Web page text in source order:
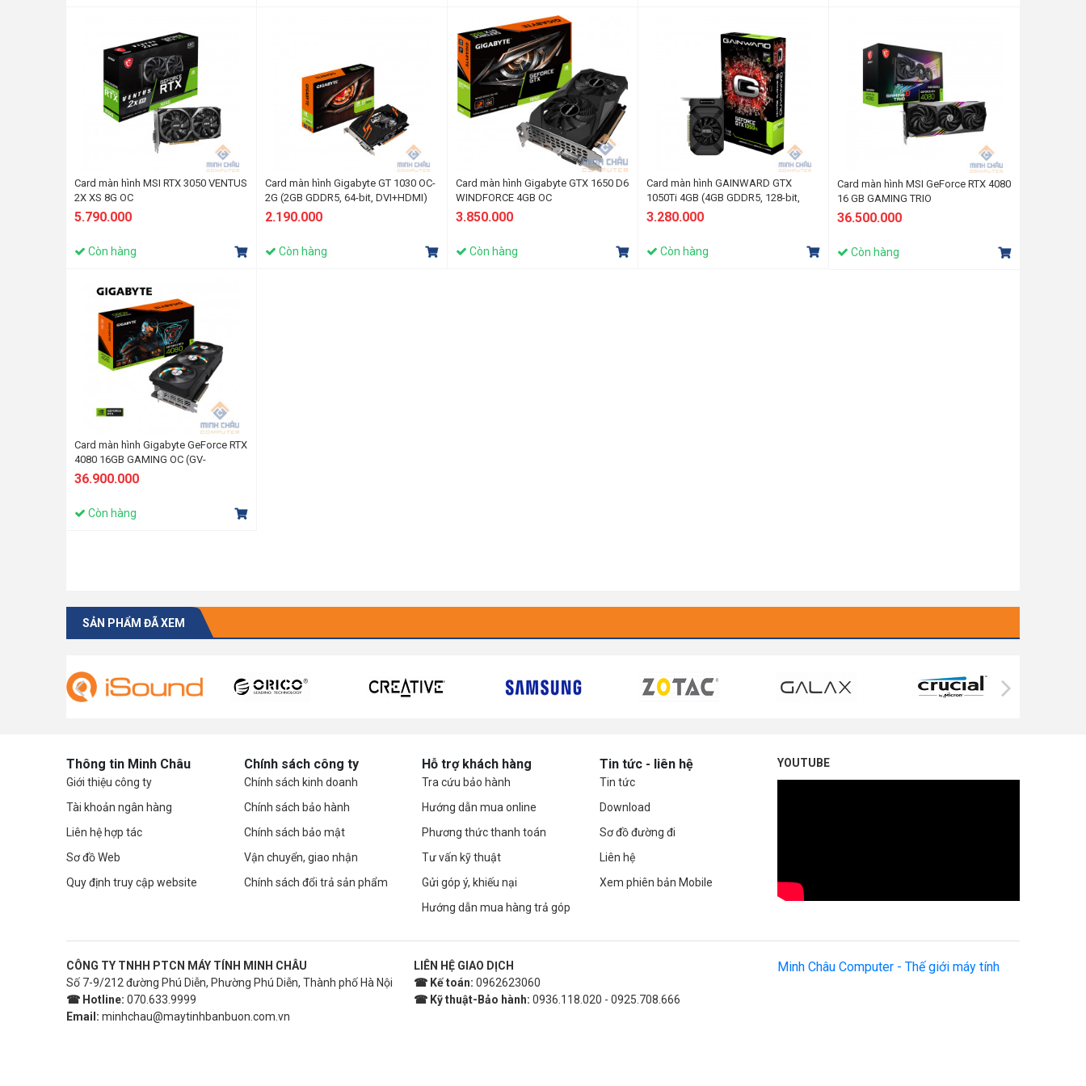
Card màn hình MSI RTX 3050 VENTUS
2X XS 8G OC
5.790.000
Còn hàng
Card màn hình Gigabyte GT 1030 OC-
2G (2GB GDDR5, 64-bit, DVI+HDMI)
2.190.000
Còn hàng
Card màn hình Gigabyte GTX 1650 D6
WINDFORCE 4GB OC
3.850.000
Còn hàng
Card màn hình GAINWARD GTX
1050Ti 4GB (4GB GDDR5, 128-bit,
DVI+HDMI+DP)
3.280.000
Còn hàng
Card màn hình MSI GeForce RTX 4080
16 GB GAMING TRIO
36.500.000
Còn hàng
Card màn hình Gigabyte GeForce RTX
4080 16GB GAMING OC (GV-
N4080GAMING OC-16GD)
36.900.000
Còn hàng
SẢN PHẨM ĐÃ XEM
Thông tin Minh Châu
Giới thiệu công ty
Tài khoản ngân hàng
Liên hệ hợp tác
Sơ đồ Web
Quy định truy cập website
Chính sách công ty
Chính sách kinh doanh
Chính sách bảo hành
Chính sách bảo mật
Vận chuyển, giao nhận
Chính sách đổi trả sản phẩm
Hỗ trợ khách hàng
Tra cứu bảo hành
Hướng dẫn mua online
Phương thức thanh toán
Tư vấn kỹ thuật
Gửi góp ý, khiếu nại
Hướng dẫn mua hàng trả góp
Tin tức - liên hệ
Tin tức
Download
Sơ đồ đường đi
Liên hệ
Xem phiên bản Mobile
YOUTUBE
CÔNG TY TNHH PTCN MÁY TÍNH MINH CHÂU
Số 7-9/212 đường Phú Diễn, Phường Phú Diễn, Thành phố Hà Nội
☎ Hotline: 070.633.9999
Email: minhchau@maytinhbanbuon.com.vn
LIÊN HỆ GIAO DỊCH
☎ Kế toán: 0962623060
☎ Kỹ thuật-Bảo hành: 0936.118.020 - 0925.708.666
Minh Châu Computer - Thế giới máy tính